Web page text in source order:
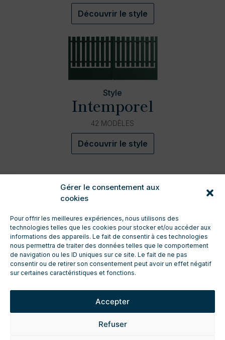
Gérer le consentement aux
cookies
Pour offrir les meilleures expériences, nous utilisons des
technologies telles que les cookies pour stocker et/ou accéder aux
informations des appareils. Le fait de consentir à ces technologies
nous permettra de traiter des données telles que le comportement
de navigation ou les ID uniques sur ce site. Le fait de ne pas
consentir ou de retirer son consentement peut avoir un effet négatif
sur certaines caractéristiques et fonctions.
Accepter
Refuser
Découvrir le style
Style
Intemporel
42 MODÈLES
Découvrir le style
CONTACT
ENTRETIEN ET TECHNIQUE
TÉLÉCHARGEMENTS
DEMANDE DE DEVIS
FICHES TECHNIQUES PRODUIT
POLITIQUE DE CONFIDENTIALITÉ